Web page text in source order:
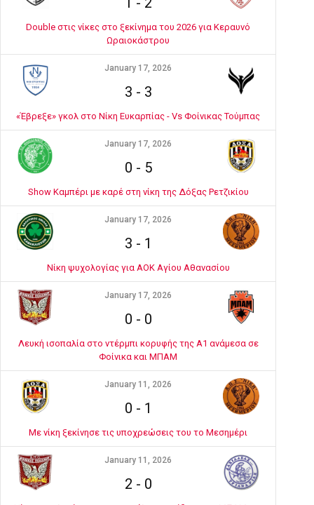
Double στις νίκες στο ξεκίνημα του 2026 για Κεραυνό
Ωραιοκάστρου
January 17, 2026
3 - 3
«Έβρεξε» γκολ στο Νίκη Ευκαρπίας - Vs Φοίνικας Τούμπας
January 17, 2026
0 - 5
Show Καμπέρι με καρέ στη νίκη της Δόξας Ρετζικίου
January 17, 2026
3 - 1
Νίκη ψυχολογίας για ΑΟΚ Αγίου Αθανασίου
January 17, 2026
0 - 0
Λευκή ισοπαλία στο ντέρμπι κορυφής της Α1 ανάμεσα σε
Φοίνικα και ΜΠΑΜ
January 11, 2026
0 - 1
Με νίκη ξεκίνησε τις υποχρεώσεις του το Μεσημέρι
January 11, 2026
2 - 0